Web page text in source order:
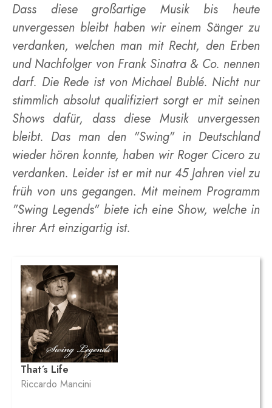
Dass diese großartige Musik bis heute
unvergessen bleibt haben wir einem Sänger zu
verdanken, welchen man mit Recht, den Erben
und Nachfolger von Frank Sinatra & Co. nennen
darf. Die Rede ist von Michael Bublé. Nicht nur
stimmlich absolut qualifiziert sorgt er mit seinen
Shows dafür, dass diese Musik unvergessen
bleibt. Das man den "Swing" in Deutschland
wieder hören konnte, haben wir Roger Cicero zu
verdanken. Leider ist er mit nur 45 Jahren viel zu
früh von uns gegangen. Mit meinem Programm
"Swing Legends" biete ich eine Show, welche in
ihrer Art einzigartig ist.
That´s Life
Riccardo Mancini